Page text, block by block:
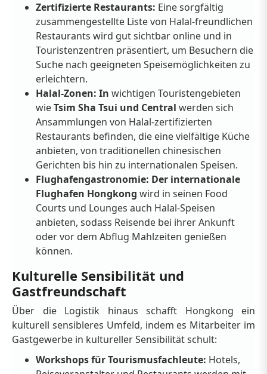
Zertifizierte Restaurants: Eine sorgfältig
zusammengestellte Liste von Halal-freundlichen
Restaurants wird gut sichtbar online und in
Touristenzentren präsentiert, um Besuchern die
Suche nach geeigneten Speisemöglichkeiten zu
erleichtern.
Halal-Zonen: In wichtigen Touristengebieten
wieTsim Sha Tsui und Central werden sich
Ansammlungen von Halal-zertifizierten
Restaurants befinden, die eine vielfältige Küche
anbieten, von traditionellen chinesischen
Gerichten bis hin zu internationalen Speisen.
Flughafengastronomie: Der internationale
Flughafen Hongkong wird in seinen Food
Courts und Lounges auch Halal-Speisen
anbieten, sodass Reisende bei ihrer Ankunft
oder vor dem Abflug Mahlzeiten genießen
können.
Kulturelle Sensibilität und
Gastfreundschaft
Über die Logistik hinaus schafft Hongkong ein
kulturell sensibleres Umfeld, indem es Mitarbeiter im
Gastgewerbe in kultureller Sensibilität schult:
Workshops für Tourismusfachleute: Hotels,